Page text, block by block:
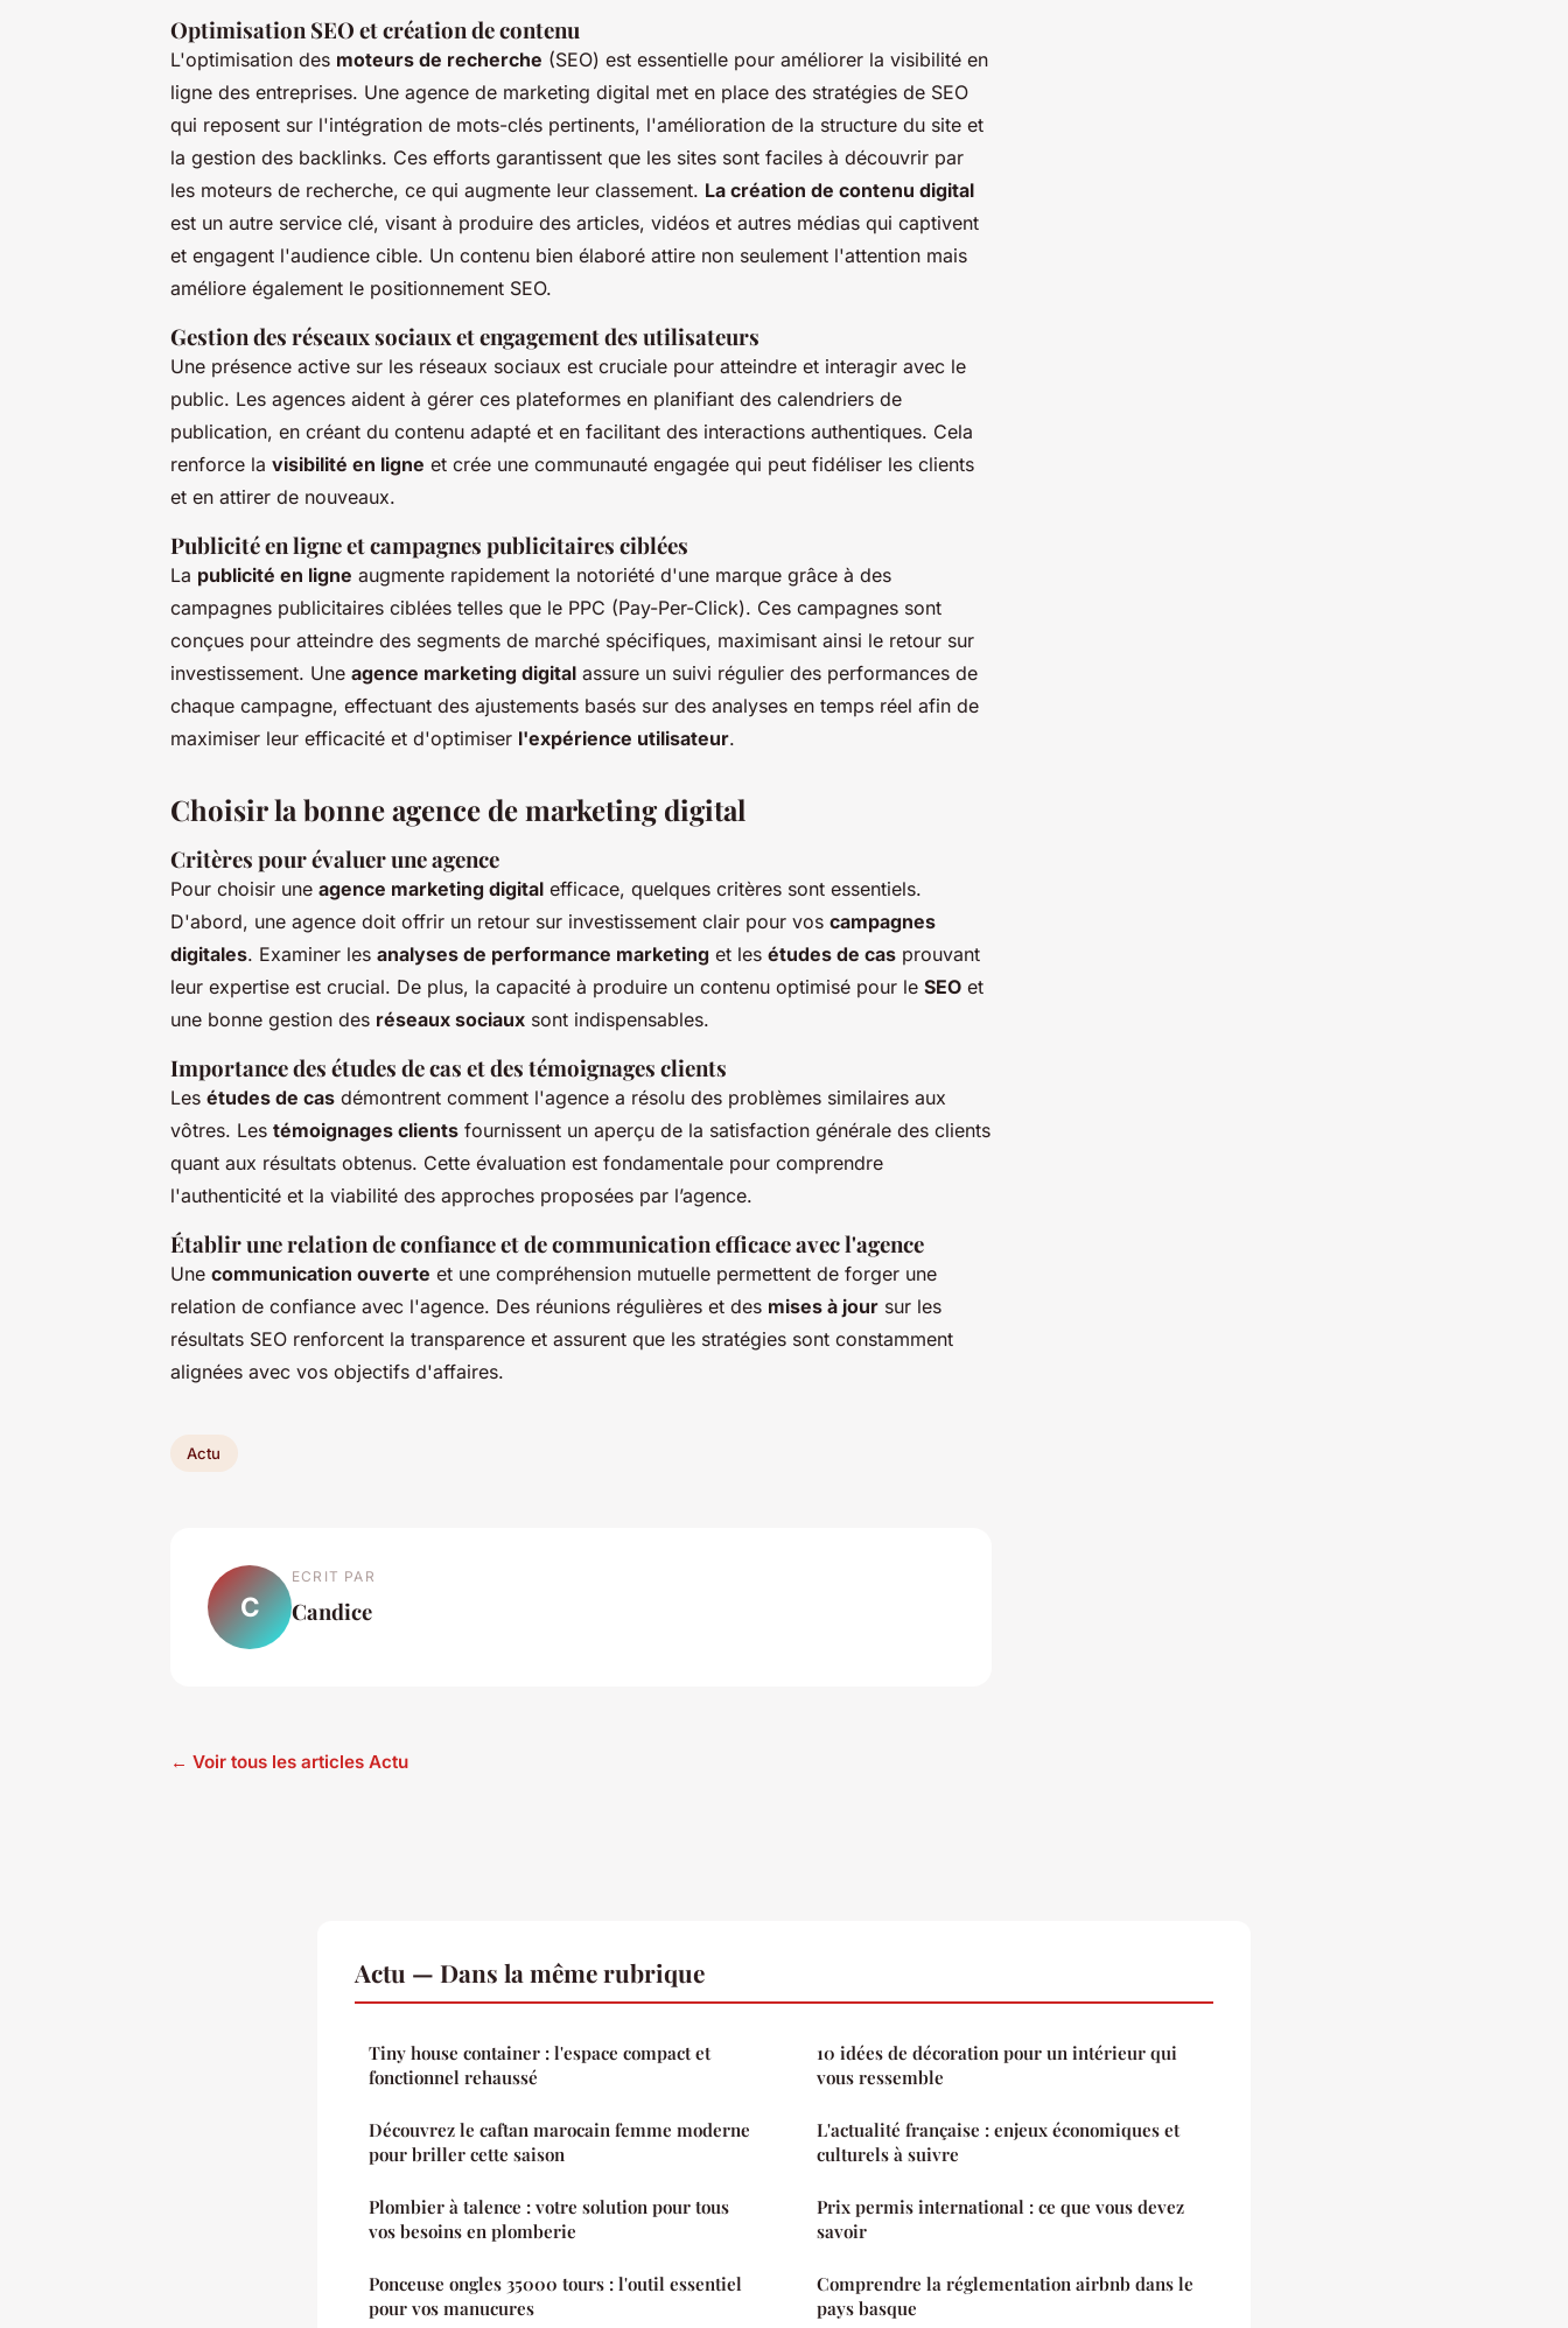
Optimisation SEO et création de contenu
L'optimisation des moteurs de recherche (SEO) est essentielle pour améliorer la visibilité en
ligne des entreprises. Une agence de marketing digital met en place des stratégies de SEO
qui reposent sur l'intégration de mots-clés pertinents, l'amélioration de la structure du site et
la gestion des backlinks. Ces efforts garantissent que les sites sont faciles à découvrir par
les moteurs de recherche, ce qui augmente leur classement. La création de contenu digital
est un autre service clé, visant à produire des articles, vidéos et autres médias qui captivent
et engagent l'audience cible. Un contenu bien élaboré attire non seulement l'attention mais
améliore également le positionnement SEO.
Gestion des réseaux sociaux et engagement des utilisateurs
Une présence active sur les réseaux sociaux est cruciale pour atteindre et interagir avec le
public. Les agences aident à gérer ces plateformes en planifiant des calendriers de
publication, en créant du contenu adapté et en facilitant des interactions authentiques. Cela
renforce la visibilité en ligne et crée une communauté engagée qui peut fidéliser les clients
et en attirer de nouveaux.
Publicité en ligne et campagnes publicitaires ciblées
La publicité en ligne augmente rapidement la notoriété d'une marque grâce à des
campagnes publicitaires ciblées telles que le PPC (Pay-Per-Click). Ces campagnes sont
conçues pour atteindre des segments de marché spécifiques, maximisant ainsi le retour sur
investissement. Une agence marketing digital assure un suivi régulier des performances de
chaque campagne, effectuant des ajustements basés sur des analyses en temps réel afin de
maximiser leur efficacité et d'optimiser l'expérience utilisateur.
Choisir la bonne agence de marketing digital
Critères pour évaluer une agence
Pour choisir une agence marketing digital efficace, quelques critères sont essentiels.
D'abord, une agence doit offrir un retour sur investissement clair pour vos campagnes
digitales. Examiner les analyses de performance marketing et les études de cas prouvant
leur expertise est crucial. De plus, la capacité à produire un contenu optimisé pour le SEO et
une bonne gestion des réseaux sociaux sont indispensables.
Importance des études de cas et des témoignages clients
Les études de cas démontrent comment l'agence a résolu des problèmes similaires aux
vôtres. Les témoignages clients fournissent un aperçu de la satisfaction générale des clients
quant aux résultats obtenus. Cette évaluation est fondamentale pour comprendre
l'authenticité et la viabilité des approches proposées par l’agence.
Établir une relation de confiance et de communication efficace avec l'agence
Une communication ouverte et une compréhension mutuelle permettent de forger une
relation de confiance avec l'agence. Des réunions régulières et des mises à jour sur les
résultats SEO renforcent la transparence et assurent que les stratégies sont constamment
alignées avec vos objectifs d'affaires.
Actu
C
ECRIT PAR
Candice
← Voir tous les articles Actu
Actu — Dans la même rubrique
Tiny house container : l'espace compact et
fonctionnel rehaussé
Découvrez le caftan marocain femme moderne
pour briller cette saison
Plombier à talence : votre solution pour tous
vos besoins en plomberie
Ponceuse ongles 35000 tours : l'outil essentiel
pour vos manucures
10 idées de décoration pour un intérieur qui
vous ressemble
L'actualité française : enjeux économiques et
culturels à suivre
Prix permis international : ce que vous devez
savoir
Comprendre la réglementation airbnb dans le
pays basque